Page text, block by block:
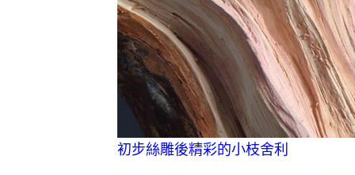
初步絲雕後精彩的小枝舍利